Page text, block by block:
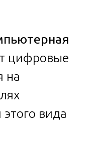
цифровые
на
вида